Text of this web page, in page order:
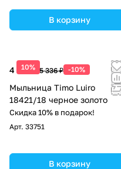
В корзину
10%
4 802 ₽ 5 336 ₽ -10%
Мыльница Timo Luiro
18421/18 черное золото
Скидка 10% в подарок!
Арт. 33751
В корзину